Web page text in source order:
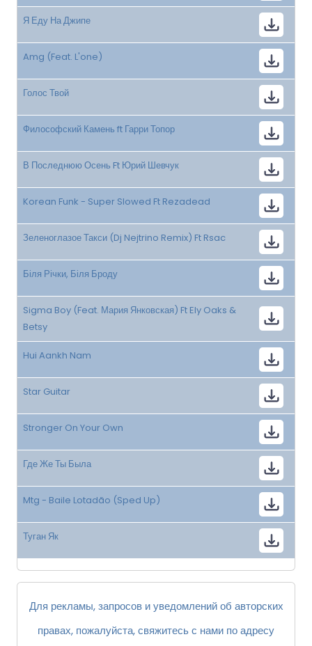
Я Еду На Джипе
Amg (Feat. L'one)
Голос Твой
Философский Камень ft Гарри Топор
В Последнюю Осень Ft Юрий Шевчук
Korean Funk - Super Slowed Ft Rezadead
Зеленоглазое Такси (Dj Nejtrino Remix) Ft Rsac
Біля Річки, Біля Броду
Sigma Boy (Feat. Мария Янковская) Ft Ely Oaks &
Betsy
Hui Aankh Nam
Star Guitar
Stronger On Your Own
Где Же Ты Была
Mtg - Baile Lotadão (Sped Up)
Туган Як
Для рекламы, запросов и уведомлений об авторских
правах, пожалуйста, свяжитесь с нами по адресу